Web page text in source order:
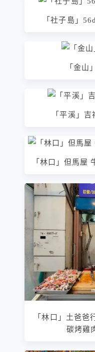
「社子島」
「金山
「平溪」
「林口」但馬屋
「林口」土爸
碳烤雞